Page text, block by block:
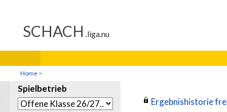
Home >
Spielbetrieb
Ergebnishistorie